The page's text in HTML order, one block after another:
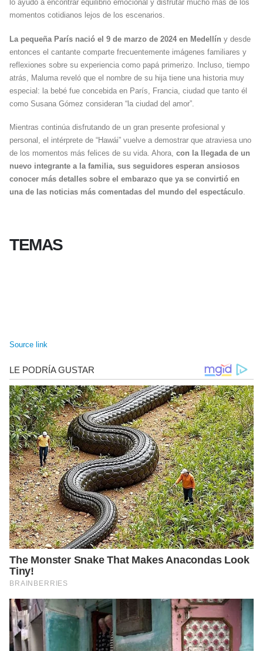
lo ayudó a encontrar equilibrio emocional y disfrutar mucho más de los
momentos cotidianos lejos de los escenarios.
La pequeña París nació el 9 de marzo de 2024 en Medellín y desde
entonces el cantante comparte frecuentemente imágenes familiares y
reflexiones sobre su experiencia como papá primerizo. Incluso, tiempo
atrás, Maluma reveló que el nombre de su hija tiene una historia muy
especial: la bebé fue concebida en París, Francia, ciudad que tanto él
como Susana Gómez consideran “la ciudad del amor”.
Mientras continúa disfrutando de un gran presente profesional y
personal, el intérprete de “Hawái” vuelve a demostrar que atraviesa uno
de los momentos más felices de su vida. Ahora, con la llegada de un
nuevo integrante a la familia, sus seguidores esperan ansiosos
conocer más detalles sobre el embarazo que ya se convirtió en
una de las noticias más comentadas del mundo del espectáculo.
TEMAS
Source link